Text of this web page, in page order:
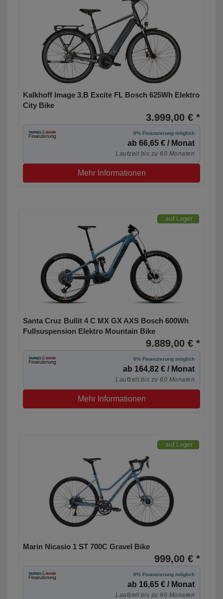
Kalkhoff Image 3.B Excite FL Bosch 625Wh Elektro
City Bike
3.999,00 € *
0% Finanzierung möglich
ab 66,65 € / Monat
Laufzeit bis zu 60 Monaten
Mehr Informationen
Santa Cruz Bullit 4 C MX GX AXS Bosch 600Wh
Fullsuspension Elektro Mountain Bike
9.889,00 € *
0% Finanzierung möglich
ab 164,82 € / Monat
Laufzeit bis zu 60 Monaten
Mehr Informationen
Marin Nicasio 1 ST 700C Gravel Bike
999,00 € *
0% Finanzierung möglich
ab 16,65 € / Monat
Laufzeit bis zu 60 Monaten